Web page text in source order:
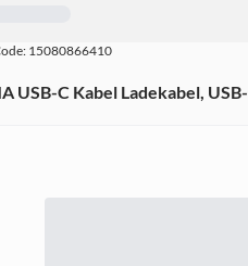
15080866410
USB-C Kabel Ladekabel,